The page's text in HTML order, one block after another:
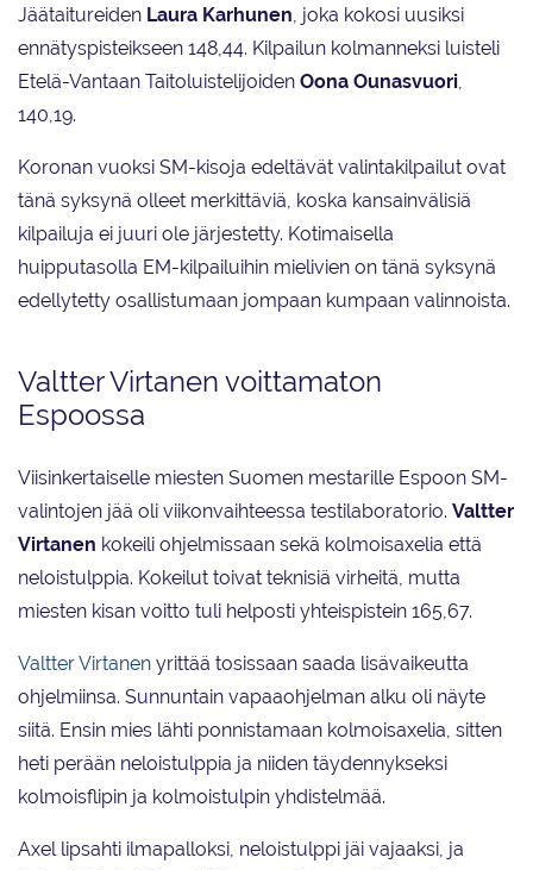
Jäätaitureiden Laura Karhunen, joka kokosi uusiksi
ennätyspisteikseen 148,44. Kilpailun kolmanneksi luisteli
Etelä-Vantaan Taitoluistelijoiden Oona Ounasvuori,
140,19.
Koronan vuoksi SM-kisoja edeltävät valintakilpailut ovat
tänä syksynä olleet merkittäviä, koska kansainvälisiä
kilpailuja ei juuri ole järjestetty. Kotimaisella
huipputasolla EM-kilpailuihin mielivien on tänä syksynä
edellytetty osallistumaan jompaan kumpaan valinnoista.
Valtter Virtanen voittamaton
Espoossa
Viisinkertaiselle miesten Suomen mestarille Espoon SM-
valintojen jää oli viikonvaihteessa testilaboratorio. Valtter
Virtanen kokeili ohjelmissaan sekä kolmoisaxelia että
neloistulppia. Kokeilut toivat teknisiä virheitä, mutta
miesten kisan voitto tuli helposti yhteispistein 165,67.
Valtter Virtanen yrittää tosissaan saada lisävaikeutta
ohjelmiinsa. Sunnuntain vapaaohjelman alku oli näyte
siitä. Ensin mies lähti ponnistamaan kolmoisaxelia, sitten
heti perään neloistulppia ja niiden täydennykseksi
kolmoisflipin ja kolmoistulpin yhdistelmää.
Axel lipsahti ilmapalloksi, neloistulppi jäi vajaaksi, ja